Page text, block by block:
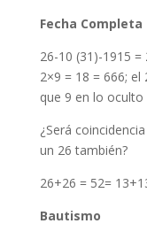
Fecha Completa
26-10 (31)-1915 =
2×9 = 18 = 666;
que 9 en lo oculto
¿Será
un 26 también?
26+26 = 52=
Bautismo